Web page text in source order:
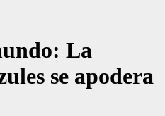
La
se apodera